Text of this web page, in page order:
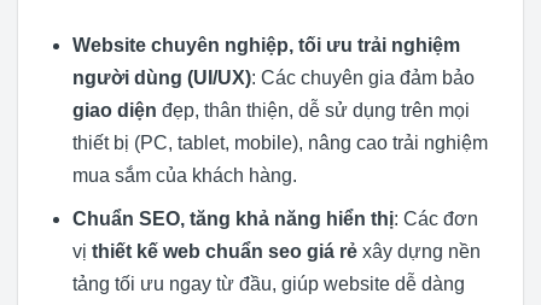
Website chuyên nghiệp, tối ưu trải nghiệm
người dùng (UI/UX): Các chuyên gia đảm bảo
giao diện đẹp, thân thiện, dễ sử dụng trên mọi
thiết bị (PC, tablet, mobile), nâng cao trải nghiệm
mua sắm của khách hàng.
Chuẩn SEO, tăng khả năng hiển thị: Các đơn
vị thiết kế web chuẩn seo giá rẻxây dựng nền
tảng tối ưu ngay từ đầu, giúp website dễ dàng